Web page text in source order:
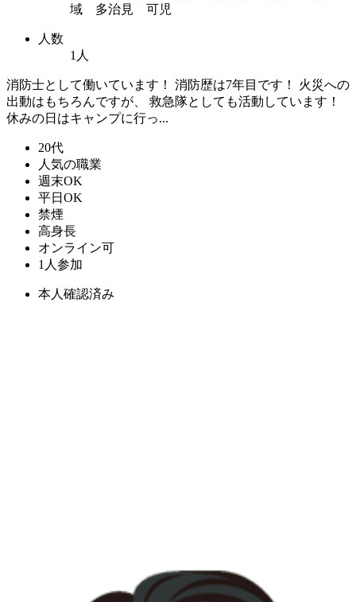
域 多治見 可児
人数
1人
消防士として働いています！ 消防歴は7年目です！ 火災への
出動はもちろんですが、 救急隊としても活動しています！
休みの日はキャンプに行っ...
20代
人気の職業
週末OK
平日OK
禁煙
高身長
オンライン可
1人参加
本人確認済み